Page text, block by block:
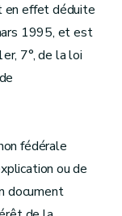
en effet déduite
1995, et est
7°, de la loi
fédérale
ou de
document